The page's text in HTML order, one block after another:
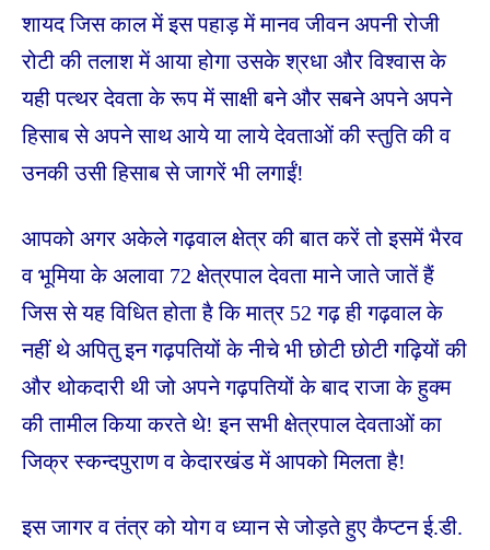
शायद जिस काल में इस पहाड़ में मानव जीवन अपनी रोजी
रोटी की तलाश में आया होगा उसके श्रधा और विश्वास के
यही पत्थर देवता के रूप में साक्षी बने और सबने अपने अपने
हिसाब से अपने साथ आये या लाये देवताओं की स्तुति की व
उनकी उसी हिसाब से जागरें भी लगाईं!
आपको अगर अकेले गढ़वाल क्षेत्र की बात करें तो इसमें भैरव
व भूमिया के अलावा 72 क्षेत्रपाल देवता माने जाते जातें हैं
जिस से यह विधित होता है कि मात्र 52 गढ़ ही गढ़वाल के
नहीं थे अपितु इन गढ़पतियों के नीचे भी छोटी छोटी गढ़ियों की
और थोकदारी थी जो अपने गढ़पतियों के बाद राजा के हुक्म
की तामील किया करते थे! इन सभी क्षेत्रपाल देवताओं का
जिक्र स्कन्दपुराण व केदारखंड में आपको मिलता है!
इस जागर व तंत्र को योग व ध्यान से जोड़ते हुए कैप्टन ई.डी.